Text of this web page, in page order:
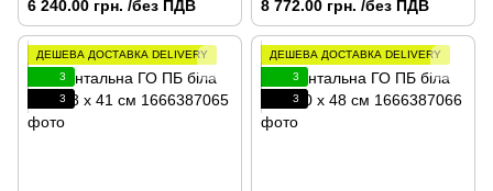
144×72×74 см (826)
6 240.00 грн. /без ПДВ 8 772.00 грн. /без ПДВ
ДЕШЕВА ДОСТАВКА DELIVERY
3
3
ДЕШЕВА ДОСТАВКА DELIVERY
3
3